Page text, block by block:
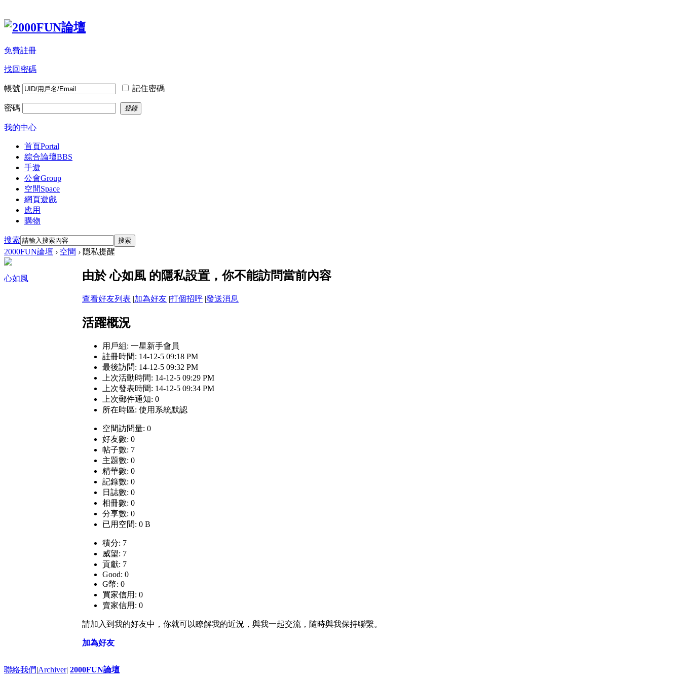
免費註冊
找回密碼
帳號 記住密碼
密碼 登錄
我的中心
首頁Portal
綜合論壇BBS
手遊
公會Group
空間Space
網頁遊戲
應用
購物
搜索 搜索
2000FUN論壇 › 空間 › 隱私提醒
心如風 由於 心如風 的隱私設置，你不能訪問當前內容
查看好友列表 |加為好友 |打個招呼 |發送消息
活躍概況
用戶組: 一星新手會員
註冊時間: 14-12-5 09:18 PM
最後訪問: 14-12-5 09:32 PM
上次活動時間: 14-12-5 09:29 PM
上次發表時間: 14-12-5 09:34 PM
上次郵件通知: 0
所在時區: 使用系統默認
空間訪問量: 0
好友數: 0
帖子數: 7
主題數: 0
精華數: 0
記錄數: 0
日誌數: 0
相冊數: 0
分享數: 0
已用空間: 0 B
積分: 7
威望: 7
貢獻: 7
Good: 0
G幣: 0
買家信用: 0
賣家信用: 0
請加入到我的好友中，你就可以瞭解我的近況，與我一起交流，隨時與我保持聯繫。
加為好友
聯絡我們|Archiver| 2000FUN論壇